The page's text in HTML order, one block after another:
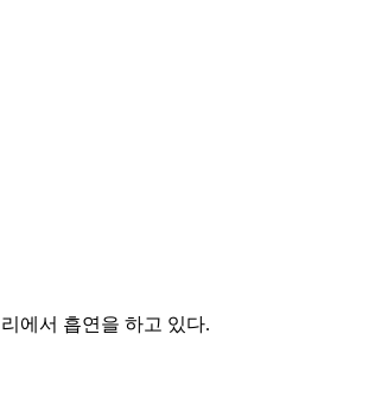
에서 흡연을 하고 있다.